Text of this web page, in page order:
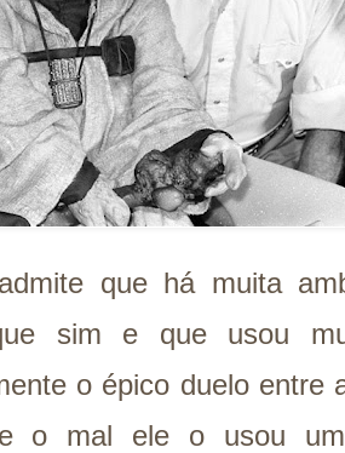
que há muita
sim e que usou
o épico duelo entre
o mal ele o usou